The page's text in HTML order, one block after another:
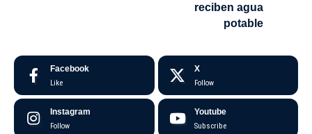
reciben agua
potable
Facebook
Like
X
Follow
Instagram
Follow
Youtube
Subscribe